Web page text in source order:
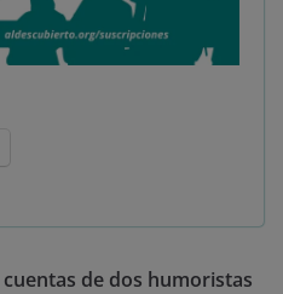
de dos humoristas